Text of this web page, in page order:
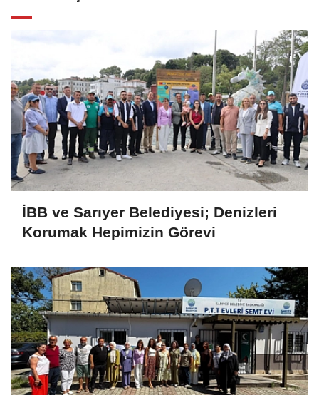
İBB ve Sarıyer Belediyesi; Denizleri
Korumak Hepimizin Görevi